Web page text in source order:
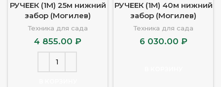
РУЧЕЕК (1М) 25м нижний
забор (Могилев)
Техника для сада
4 855.00 ₽
РУЧЕЕК (1М) 40м нижний
забор (Могилев)
Техника для сада
6 030.00 ₽